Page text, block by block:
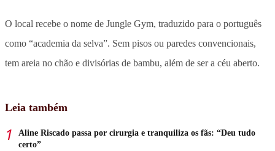
O local recebe o nome de Jungle Gym, traduzido para o português
como “academia da selva”. Sem pisos ou paredes convencionais,
tem areia no chão e divisórias de bambu, além de ser a céu aberto.
Leia também
Aline Riscado passa por cirurgia e tranquiliza os fãs: “Deu tudo
certo”